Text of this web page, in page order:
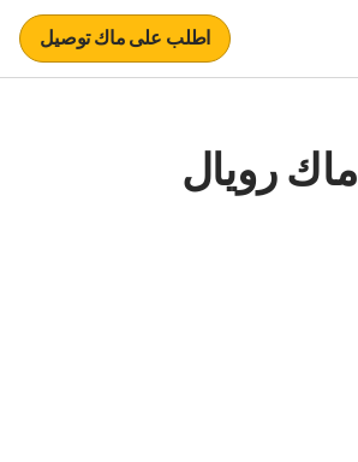
اطلب على ماك توصيل
ماك رويال